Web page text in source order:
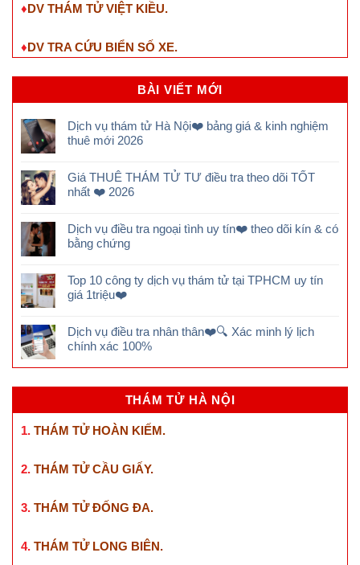
♦DV THÁM TỬ VIỆT KIỀU.
♦DV TRA CỨU BIỂN SỐ XE.
BÀI VIẾT MỚI
Dịch vụ thám tử Hà Nội❤️ bảng giá & kinh nghiệm
thuê mới 2026
Giá THUÊ THÁM TỬ TƯ điều tra theo dõi TỐT
nhất ❤️ 2026
Dịch vụ điều tra ngoại tình uy tín❤️ theo dõi kín & có
bằng chứng
Top 10 công ty dịch vụ thám tử tại TPHCM uy tín
giá 1triệu❤️
Dịch vụ điều tra nhân thân❤️🔍 Xác minh lý lịch
chính xác 100%
THÁM TỬ HÀ NỘI
1. THÁM TỬ HOÀN KIẾM.
2. THÁM TỬ CẦU GIẤY.
3. THÁM TỬ ĐỐNG ĐA.
4. THÁM TỬ LONG BIÊN.